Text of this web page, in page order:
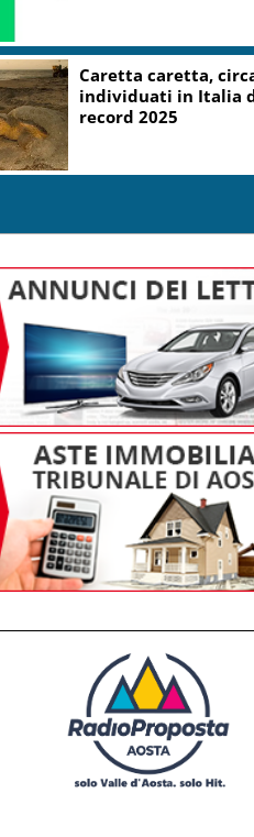
Caretta caretta,
individuati in Italia
record 2025